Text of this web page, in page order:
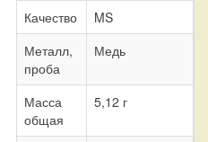
Качество
MS
Металл,
проба
Медь
Масса
общая
5,12 г